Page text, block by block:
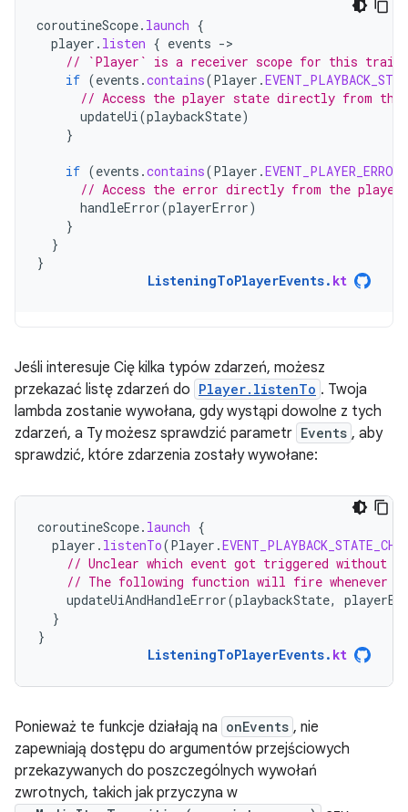
coroutineScope. launch {
player . listen { events -
// `Player` is a receiver scope for this
if (events .contains(Player .
// Access the player state directly from the
updateUi(playbackState)
}
if (events .contains(Player .EVENT_PLAYER_ERROR
// Access the error directly from the player
handleError(playerError)
}
}
}
ListeningToPlayerEvents. kt
Jeśli interesuje Cię kilka typów zdarzeń, możesz
przekazać listę zdarzeń do Player.listenTo . Twoja
lambda zostanie wywołana, gdy wystąpi dowolne z tych
zdarzeń, a Ty możesz sprawdzić parametr Events , aby
sprawdzić, które zdarzenia zostały wywołane:
coroutineScope. launch {
player . listenTo(Player .
// Unclear which event got triggered without
// The following function will fire whenever
updateUiAndHandleError(playbackState,
}
}
ListeningToPlayerEvents. kt
Ponieważ te funkcje działają na onEvents , nie
zapewniają dostępu do argumentów przejściowych
przekazywanych do poszczególnych wywołań
zwrotnych, takich jak przyczyna w